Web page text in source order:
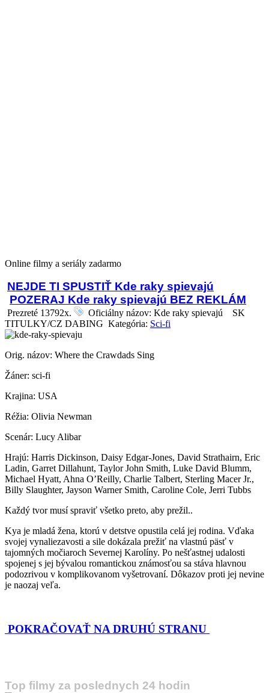
Online filmy a seriály zadarmo
NEJDE TI SPUSTIŤ Kde raky spievajú
POZERAJ Kde raky spievajú BEZ REKLÁM
Prezreté 13792x. Oficiálny názov: Kde raky spievajú
SK
TITULKY/CZ DABING Kategória: Sci-fi
Orig. názov: Where the Crawdads Sing
Žáner: sci-fi
Krajina: USA
Réžia: Olivia Newman
Scenár: Lucy Alibar
Hrajú: Harris Dickinson, Daisy Edgar-Jones, David Strathairn, Eric
Ladin, Garret Dillahunt, Taylor John Smith, Luke David Blumm,
Michael Hyatt, Ahna O’Reilly, Charlie Talbert, Sterling Macer Jr.,
Billy Slaughter, Jayson Warner Smith, Caroline Cole, Jerri Tubbs
Každý tvor musí spraviť všetko preto, aby prežil..
Kya je mladá žena, ktorú v detstve opustila celá jej rodina. Vďaka
svojej vynaliezavosti a sile dokázala prežiť na vlastnú päsť v
tajomných močiaroch Severnej Karolíny. Po nešťastnej udalosti
spojenej s jej bývalou romantickou známosťou sa stáva hlavnou
podozrivou v komplikovanom vyšetrovaní. Dôkazov proti jej nevine
je naozaj veľa.
POKRAČOVAŤ NA DRUHÚ STRANU
Top filmy za poslednych 24 hodin